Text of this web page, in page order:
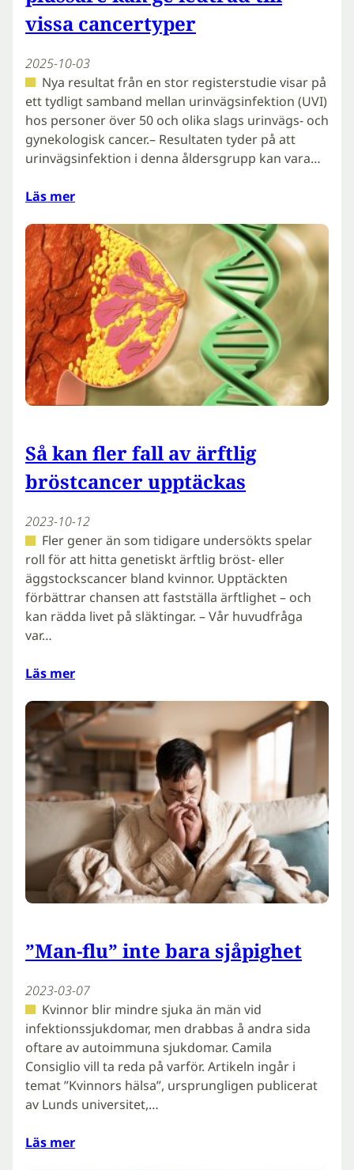
vissa cancertyper
2025-10-03
Nya resultat från en stor registerstudie visar på
ett tydligt samband mellan urinvägsinfektion (UVI)
hos personer över 50 och olika slags urinvägs- och
gynekologisk cancer.– Resultaten tyder på att
urinvägsinfektion i denna åldersgrupp kan vara…
Läs mer
Så kan fler fall av ärftlig
bröstcancer upptäckas
2023-10-12
Fler gener än som tidigare undersökts spelar
roll för att hitta genetiskt ärftlig bröst- eller
äggstockscancer bland kvinnor. Upptäckten
förbättrar chansen att fastställa ärftlighet – och
kan rädda livet på släktingar. – Vår huvudfråga
var…
Läs mer
”Man-flu” inte bara sjåpighet
2023-03-07
Kvinnor blir mindre sjuka än män vid
infektionssjukdomar, men drabbas å andra sida
oftare av autoimmuna sjukdomar. Camila
Consiglio vill ta reda på varför. Artikeln ingår i
temat ”Kvinnors hälsa”, ursprungligen publicerat
av Lunds universitet,…
Läs mer